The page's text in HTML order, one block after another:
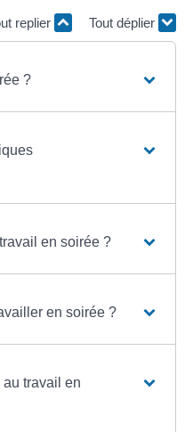
replier Tout déplier
?
en soirée ?
en soirée ?
travail en